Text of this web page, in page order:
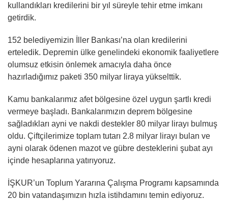
kullandıkları kredilerini bir yıl süreyle tehir etme imkanı
getirdik.
152 belediyemizin İller Bankası’na olan kredilerini
erteledik. Depremin ülke genelindeki ekonomik faaliyetlere
olumsuz etkisin önlemek amacıyla daha önce
hazırladığımız paketi 350 milyar liraya yükselttik.
Kamu bankalarımız afet bölgesine özel uygun şartlı kredi
vermeye başladı. Bankalarımızın deprem bölgesine
sağladıkları ayni ve nakdi destekler 80 milyar lirayı bulmuş
oldu. Çiftçilerimize toplam tutarı 2.8 milyar lirayı bulan ve
ayni olarak ödenen mazot ve gübre desteklerini şubat ayı
içinde hesaplarına yatırıyoruz.
İŞKUR’un Toplum Yararına Çalışma Programı kapsamında
20 bin vatandaşımızın hızla istihdamını temin ediyoruz.